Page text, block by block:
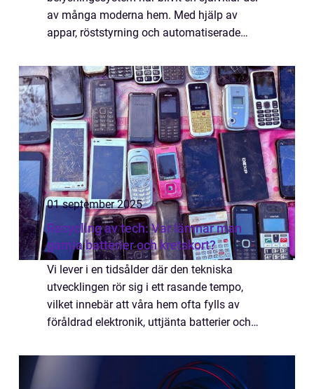
av många moderna hem. Med hjälp av
appar, röststyrning och automatiserade
energieffektivare och mer personliga mil...
01 september 2025
Recycling av tech: Var lämnar man
gamla batterier och kretskort?
Vi lever i en tidsålder där den tekniska
utvecklingen rör sig i ett rasande tempo,
vilket innebär att våra hem ofta fylls av
föråldrad elektronik, uttjänta batterier och